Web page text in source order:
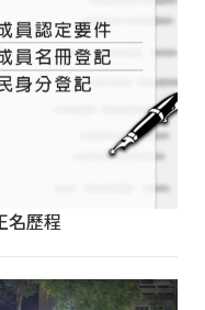
名歷程